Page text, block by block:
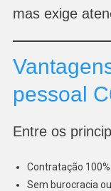
mas exige
pessoal
Entre os
Contratação
Sem burocracia